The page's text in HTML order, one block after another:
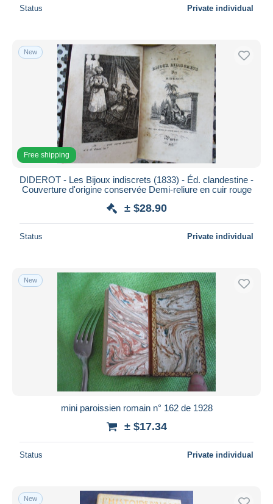
Entire world
Submit
Status Private individual
New
Free shipping
DIDEROT - Les Bijoux indiscrets (1833) - Éd. clandestine -
Couverture d'origine conservée Demi-reliure en cuir rouge
± $28.90
Status Private individual
New
mini paroissien romain n° 162 de 1928
± $17.34
Status Private individual
New